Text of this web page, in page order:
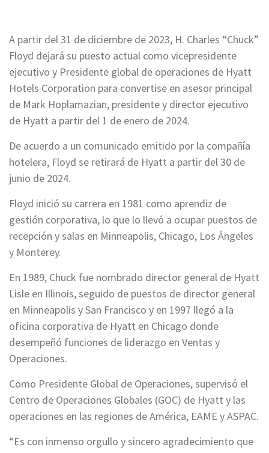
A partir del 31 de diciembre de 2023, H. Charles “Chuck”
Floyd dejará su puesto actual como vicepresidente
ejecutivo y Presidente global de operaciones de Hyatt
Hotels Corporation para convertise en asesor principal
de Mark Hoplamazian, presidente y director ejecutivo
de Hyatt a partir del 1 de enero de 2024.
De acuerdo a un comunicado emitido por la compañía
hotelera, Floyd se retirará de Hyatt a partir del 30 de
junio de 2024.
Floyd inició su carrera en 1981 como aprendiz de
gestión corporativa, lo que lo llevó a ocupar puestos de
recepción y salas en Minneapolis, Chicago, Los Ángeles
y Monterey.
En 1989, Chuck fue nombrado director general de Hyatt
Lisle en Illinois, seguido de puestos de director general
en Minneapolis y San Francisco y en 1997 llegó a la
oficina corporativa de Hyatt en Chicago donde
desempeñó funciones de liderazgo en Ventas y
Operaciones.
Como Presidente Global de Operaciones, supervisó el
Centro de Operaciones Globales (GOC) de Hyatt y las
operaciones en las regiones de América, EAME y ASPAC.
“Es con inmenso orgullo y sincero agradecimiento que